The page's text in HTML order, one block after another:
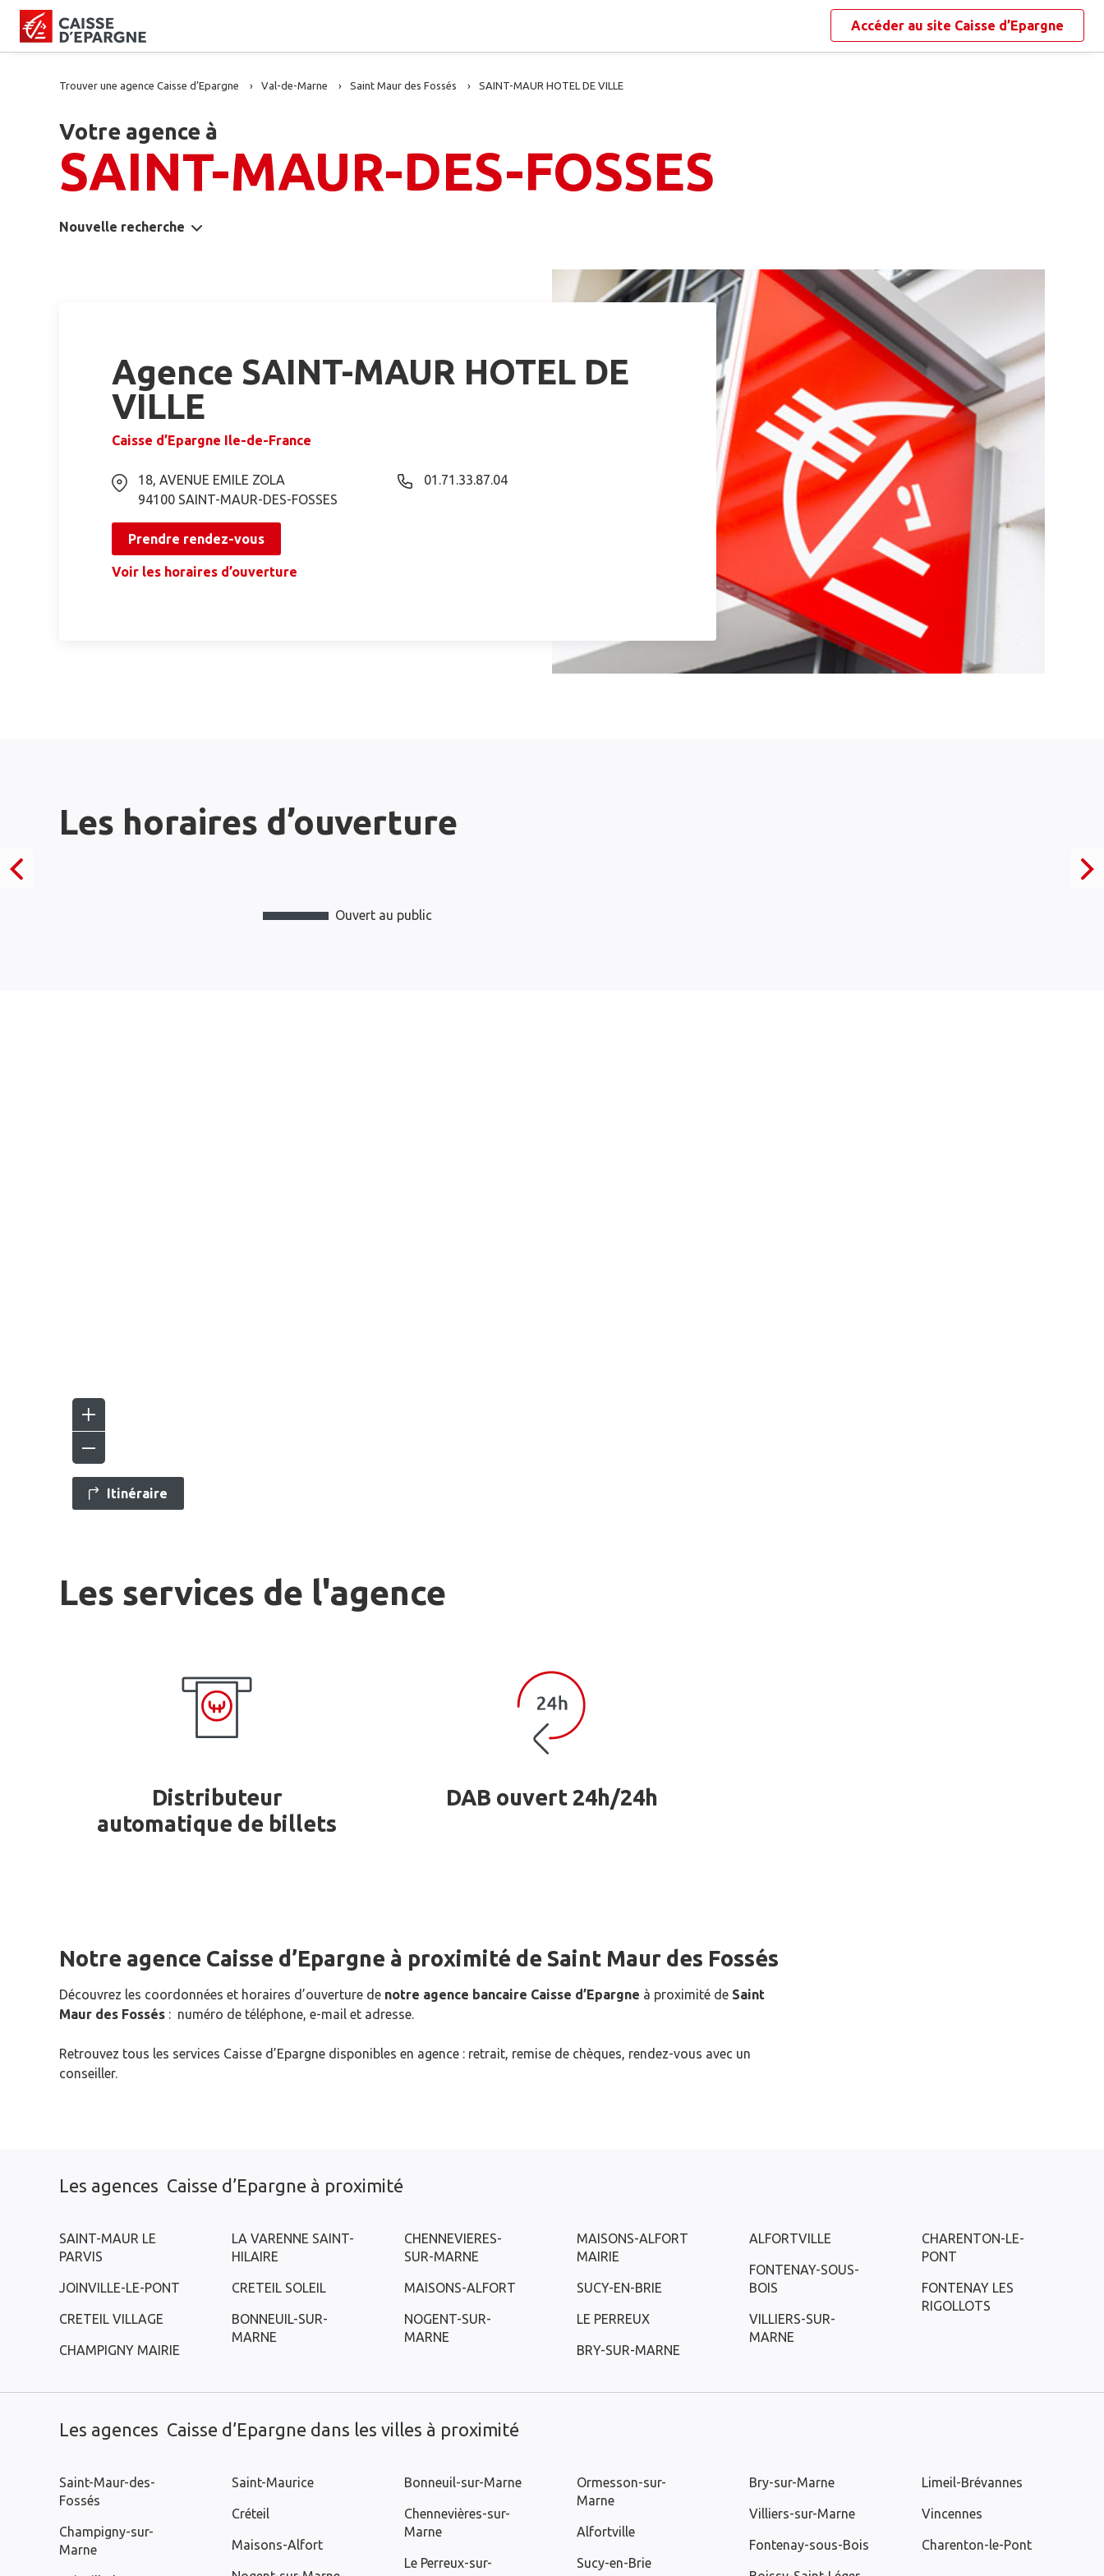
Accéder au site Caisse d’Epargne
Trouver une agence Caisse d’Epargne Val-de-Marne Saint Maur des Fossés SAINT-MAUR HOTEL DE VILLE
Votre agence à
SAINT-MAUR-DES-FOSSES
Nouvelle recherche
Agence SAINT-MAUR HOTEL DE
VILLE
Caisse d’Epargne Ile-de-France
18, AVENUE EMILE ZOLA
94100 SAINT-MAUR-DES-FOSSES
01.71.33.87.04
Prendre rendez-vous
Voir les horaires d’ouverture
Les horaires d’ouverture
Ouvert au public
Itinéraire
Les services de l'agence
Distributeur
automatique de billets
DAB ouvert 24h/24h
Notre agence Caisse d’Epargne à proximité de Saint Maur des Fossés
Découvrez les coordonnées et horaires d’ouverture de notre agence bancaire Caisse d’Epargne à proximité de Saint
Maur des Fossés : numéro de téléphone, e-mail et adresse.
Retrouvez tous les services Caisse d’Epargne disponibles en agence : retrait, remise de chèques, rendez-vous avec un
conseiller.
Les agences Caisse d’Epargne à proximité
SAINT-MAUR LE
PARVIS
JOINVILLE-LE-PONT
CRETEIL VILLAGE
CHAMPIGNY MAIRIE
LA VARENNE SAINT-
HILAIRE
CRETEIL SOLEIL
BONNEUIL-SUR-
MARNE
CHENNEVIERES-
SUR-MARNE
MAISONS-ALFORT
NOGENT-SUR-
MARNE
MAISONS-ALFORT
MAIRIE
SUCY-EN-BRIE
LE PERREUX
BRY-SUR-MARNE
ALFORTVILLE
FONTENAY-SOUS-
BOIS
VILLIERS-SUR-
MARNE
CHARENTON-LE-
PONT
FONTENAY LES
RIGOLLOTS
Les agences Caisse d’Epargne dans les villes à proximité
Saint-Maur-des-
Fossés
Champigny-sur-
Marne
Saint-Maurice
Créteil
Maisons-Alfort
Bonneuil-sur-Marne
Chennevières-sur-
Marne
Le Perreux-sur-
Ormesson-sur-
Marne
Alfortville
Sucy-en-Brie
Bry-sur-Marne
Villiers-sur-Marne
Fontenay-sous-Bois
Limeil-Brévannes
Vincennes
Charenton-le-Pont